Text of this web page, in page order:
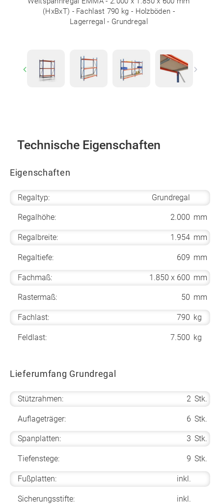
(HxBxT) - Fachlast 790 kg - Holzböden -
Lagerregal - Grundregal
Previous Next
Technische Eigenschaften
Eigenschaften
Regaltyp: Grundregal
Regalhöhe: 2.000 mm
Regalbreite: 1.954 mm
Regaltiefe: 609 mm
Fachmaß: 1.850 x 600 mm
Rastermaß: 50 mm
Fachlast: 790 kg
Feldlast: 7.500 kg
Lieferumfang Grundregal
Stützrahmen: 2 Stk.
Auflageträger: 6 Stk.
Spanplatten: 3 Stk.
Tiefenstege: 9 Stk.
Fußplatten: inkl.
Sicherungsstifte: inkl.